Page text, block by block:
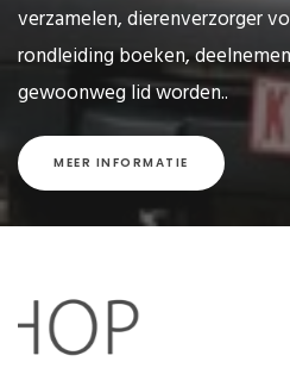
verzamelen, dierenverzorger
rondleiding boeken,
gewoonweg lid worden..
MEER INFORMATIE